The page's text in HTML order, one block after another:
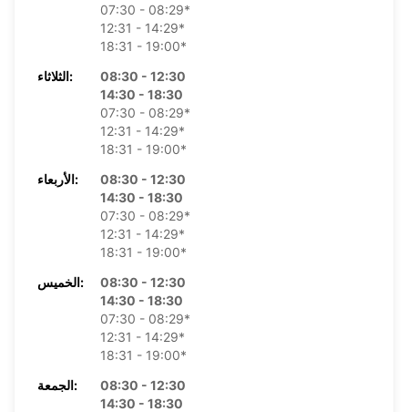
07:30 - 08:29*
12:31 - 14:29*
18:31 - 19:00*
الثلاثاء:
08:30 - 12:30
14:30 - 18:30
07:30 - 08:29*
12:31 - 14:29*
18:31 - 19:00*
الأربعاء:
08:30 - 12:30
14:30 - 18:30
07:30 - 08:29*
12:31 - 14:29*
18:31 - 19:00*
الخميس:
08:30 - 12:30
14:30 - 18:30
07:30 - 08:29*
12:31 - 14:29*
18:31 - 19:00*
الجمعة:
08:30 - 12:30
14:30 - 18:30